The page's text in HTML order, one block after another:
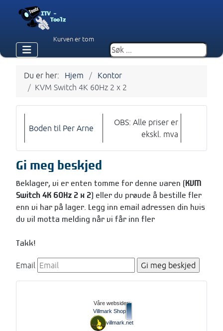
Kurven er tom
Du er her: Hjem
Kontor
KVM Switch 4K 60Hz 2 x 2
Boden til Per Arne
OBS: Alle priser er
ekskl. mva
Gi meg beskjed
Beklager, vi er enten tomme for denne varen (
KVM
Switch 4K 60Hz 2 x 2 ) eller du prøvde å bestille fler
enn vi har på lager. Legg inn email adressen din hvis
du vil motta melding når vi får inn fler
Takk!
Email
Våre websider:
Villmark Shop
villmark.net